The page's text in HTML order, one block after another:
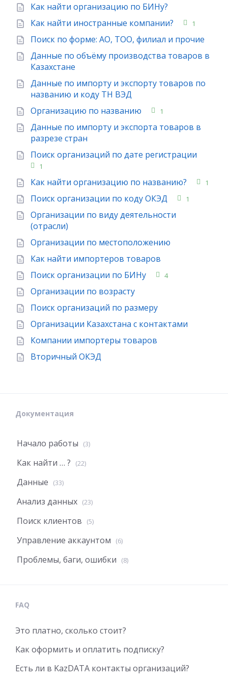
Как найти организацию по БИНу?
Как найти иностранные компании?
1
Поиск по форме: АО, ТОО, филиал и прочие
Данные по объёму производства товаров в
Казахстане
Данные по импорту и экспорту товаров по
названию и коду ТН ВЭД
Организацию по названию
1
Данные по импорту и экспорта товаров в
разрезе стран
Поиск организаций по дате регистрации
1
Как найти организацию по названию? 1
Поиск организации по коду ОКЭД 1
Организации по виду деятельности
(отрасли)
Организации по местоположению
Как найти импортеров товаров
Поиск организации по БИНу
4
Организации по возрасту
Поиск организаций по размеру
Организации Казахстана с контактами
Компании импортеры товаров
Вторичный ОКЭД
Документация
Начало работы (3)
Как найти … ? (22)
Данные (33)
Анализ данных (23)
Поиск клиентов (5)
Управление аккаунтом (6)
Проблемы, баги, ошибки (8)
FAQ
Это платно, сколько стоит?
Как оформить и оплатить подписку?
Есть ли в KazDATA контакты организаций?